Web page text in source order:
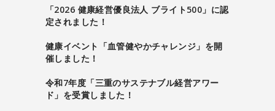
「2026 健康経営優良法人 ブライト500」に認
定されました！
健康イベント「血管健やかチャレンジ」を開
催しました！
令和7年度「三重のサステナブル経営アワー
ド」を受賞しました！